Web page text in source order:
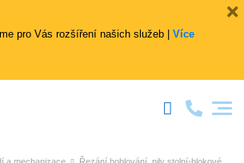
pro Vás rozšíření našich služeb | Více